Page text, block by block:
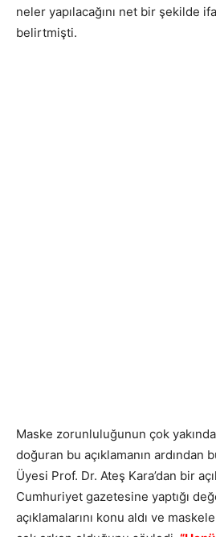
neler yapılacağını net bir şekilde
belirtmişti.
Maske zorunluluğunun çok
doğuran bu açıklamanın ardından
Üyesi Prof. Dr. Ateş Kara’dan bir
Cumhuriyet gazetesine yaptığı
açıklamalarını konu aldı ve